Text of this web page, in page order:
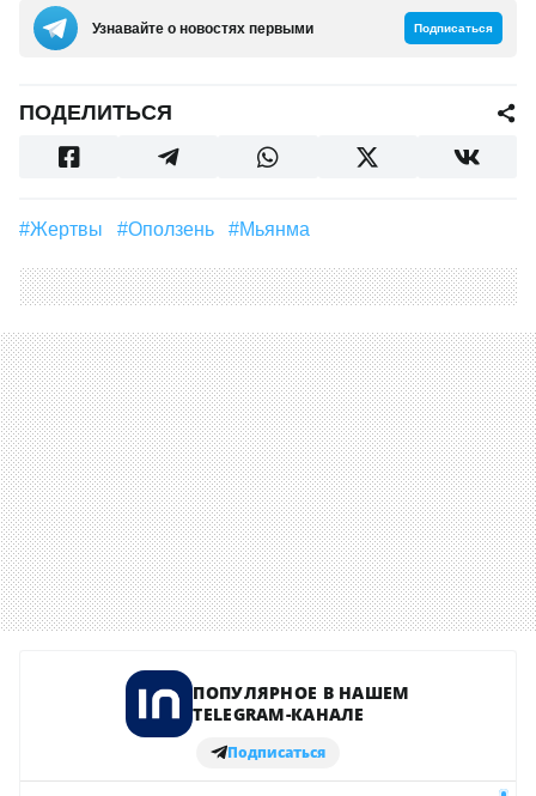
Узнавайте о новостях первыми Подписаться
ПОДЕЛИТЬСЯ
#жертвы #Оползень #Мьянма